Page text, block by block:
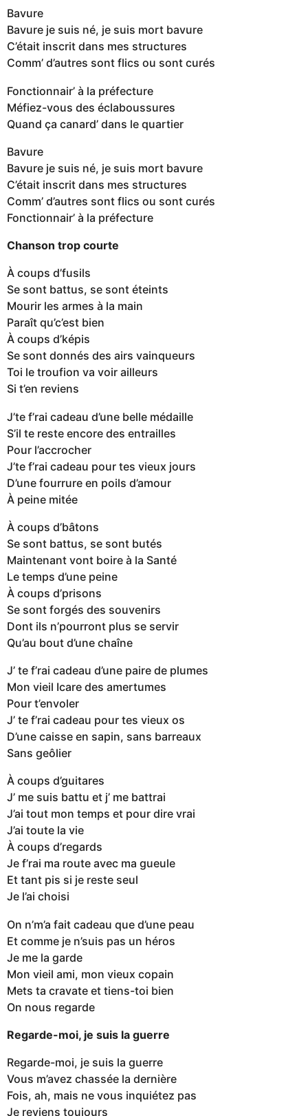
Bavure
Bavure je suis né, je suis mort bavure
C’était inscrit dans mes structures
Comm’ d’autres sont flics ou sont curés
Fonctionnair’ à la préfecture
Méfiez-vous des éclaboussures
Quand ça canard’ dans le quartier
Bavure
Bavure je suis né, je suis mort bavure
C’était inscrit dans mes structures
Comm’ d’autres sont flics ou sont curés
Fonctionnair’ à la préfecture
Chanson trop courte
À coups d’fusils
Se sont battus, se sont éteints
Mourir les armes à la main
Paraît qu’c’est bien
À coups d’képis
Se sont donnés des airs vainqueurs
Toi le troufion va voir ailleurs
Si t’en reviens
J’te f’rai cadeau d’une belle médaille
S’il te reste encore des entrailles
Pour l’accrocher
J’te f’rai cadeau pour tes vieux jours
D’une fourrure en poils d’amour
À peine mitée
À coups d’bâtons
Se sont battus, se sont butés
Maintenant vont boire à la Santé
Le temps d’une peine
À coups d’prisons
Se sont forgés des souvenirs
Dont ils n’pourront plus se servir
Qu’au bout d’une chaîne
J’ te f’rai cadeau d’une paire de plumes
Mon vieil Icare des amertumes
Pour t’envoler
J’ te f’rai cadeau pour tes vieux os
D’une caisse en sapin, sans barreaux
Sans geôlier
À coups d’guitares
J’ me suis battu et j’ me battrai
J’ai tout mon temps et pour dire vrai
J’ai toute la vie
À coups d’regards
Je f’rai ma route avec ma gueule
Et tant pis si je reste seul
Je l’ai choisi
On n’m’a fait cadeau que d’une peau
Et comme je n’suis pas un héros
Je me la garde
Mon vieil ami, mon vieux copain
Mets ta cravate et tiens-toi bien
On nous regarde
Regarde-moi, je suis la guerre
Regarde-moi, je suis la guerre
Vous m’avez chassée la dernière
Fois, ah, mais ne vous inquiétez pas
Je reviens toujours